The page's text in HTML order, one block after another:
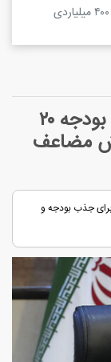
مدیریت شهری کرج برای تحقق بودجه ۲۰ هزار و ۴۰۰ میلیاردی
مدیریت شهری کرج برای تحقق بودجه ۲۰
تلاش مضاعف
جذب بودجه و